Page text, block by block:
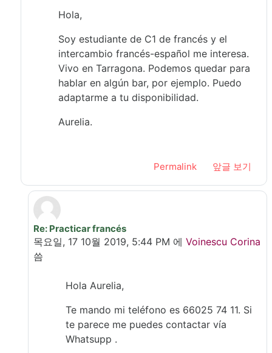
Hola,
Soy estudiante de C1 de francés y el
intercambio francés-español me interesa.
Vivo en Tarragona. Podemos quedar para
hablar en algún bar, por ejemplo. Puedo
adaptarme a tu disponibilidad.
Aurelia.
Permalink 앞글 보기
In reply to Suárez Gálvez Aurelia
Re: Practicar francés
목요일, 17 10월 2019, 5:44 PM 에 Voinescu Corina
씀
Hola Aurelia,
Te mando mi teléfono es 66025 74 11. Si
te parece me puedes contactar vía
Whatsupp .